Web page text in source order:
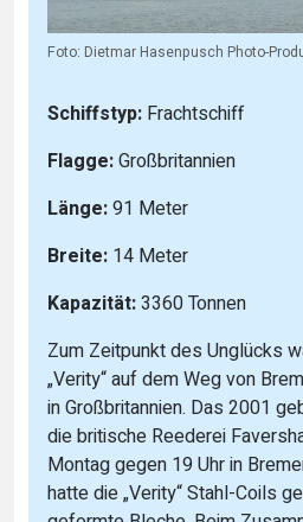
Foto: Dietmar Hasenpusch Photo-
Schiffstyp: Frachtschiff
Flagge:Großbritannien
Länge:91 Meter
Breite: 14 Meter
Kapazität:3360 Tonnen
Zum Zeitpunkt des Unglücks
„Verity“ auf dem Weg von
in Großbritannien. Das 2001
die britische Reederei
Montag gegen 19 Uhr in
hatte die „Verity“ Stahl-Coils